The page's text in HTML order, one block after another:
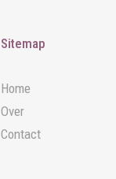
Sitemap
Home
Over
Contact